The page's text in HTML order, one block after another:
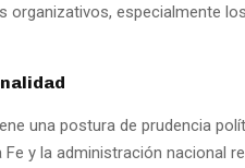
organizativos, especialmente los
una postura de prudencia
y la administración nacional